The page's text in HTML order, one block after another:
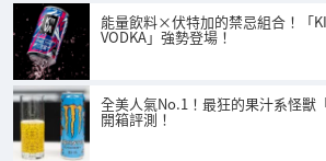
能量飲料×伏特加的禁忌組合！「
VODKA」強勢登場！
全美人氣No.1！最狂的果汁系怪獸
開箱評測！